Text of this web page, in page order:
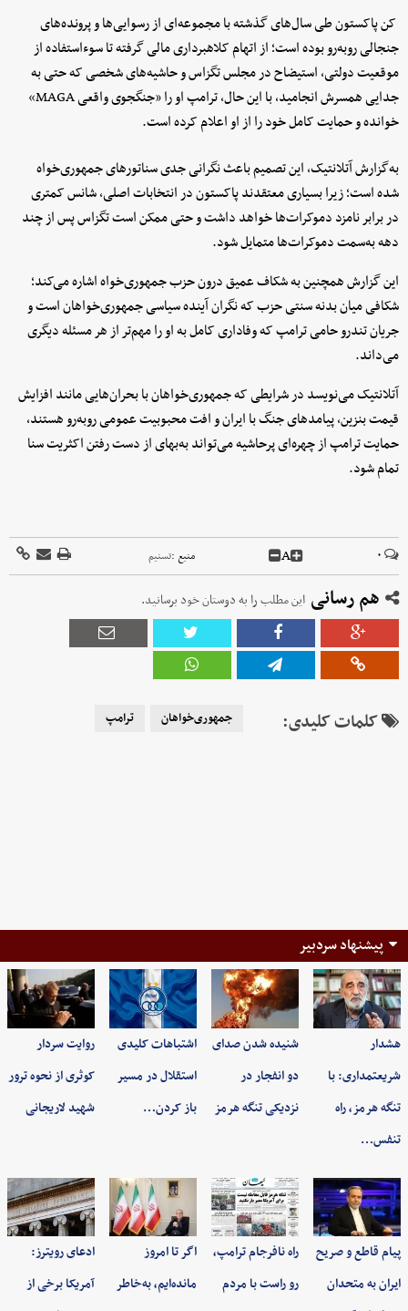
کن پاکستون طی سال‌های گذشته با مجموعه‌ای از رسوایی‌ها و پرونده‌های
جنجالی روبه‌رو بوده است؛ از اتهام کلاهبرداری مالی گرفته تا سوءاستفاده از
موقعیت دولتی، استیضاح در مجلس تگزاس و حاشیه‌های شخصی که حتی به
جدایی همسرش انجامید، با این حال، ترامپ او را «جنگجوی واقعی MAGA»
خوانده و حمایت کامل خود را از او اعلام کرده است.
به‌گزارش آتلانتیک، این تصمیم باعث نگرانی جدی سناتورهای جمهوری‌خواه
شده است؛ زیرا بسیاری معتقدند پاکستون در انتخابات اصلی، شانس کمتری
در برابر نامزد دموکرات‌ها خواهد داشت و حتی ممکن است تگزاس پس از چند
دهه به‌سمت دموکرات‌ها متمایل شود.
این گزارش همچنین به شکاف عمیق درون حزب جمهوری‌خواه اشاره می‌کند؛
شکافی میان بدنه سنتی حزب که نگران آینده سیاسی جمهوری‌خواهان است و
جریان تندرو حامی ترامپ که وفاداری کامل به او را مهم‌تر از هر مسئله دیگری
می‌داند.
آتلانتیک می‌نویسد در شرایطی که جمهوری‌خواهان با بحران‌هایی مانند افزایش
قیمت بنزین، پیامدهای جنگ با ایران و افت محبوبیت عمومی روبه‌رو هستند،
حمایت ترامپ از چهره‌ای پرحاشیه می‌تواند به‌بهای از دست رفتن اکثریت سنا
تمام شود.
۰ A منبع :تسنیم
هم رسانی این مطلب را به دوستان خود برسانید.
کلمات کلیدی: جمهوری‌خواهان ترامپ
پیشنهاد سردبیر
هشدار
شریعتمداری: با
تنگه هرمز، راه
تنفس…
شنیده شدن صدای
دو انفجار در
نزدیکی تنگه هرمز
اشتباهات کلیدی
استقلال در مسیر
باز کردن…
روایت سردار
کوثری از نحوه ترور
شهید لاریجانی
پیام قاطع و صریح
ایران به متحدان
راه نافرجام ترامپ،
رو راست با مردم
اگر تا امروز
مانده‌ایم، به‌خاطر
ادعای رویترز:
آمریکا برخی از